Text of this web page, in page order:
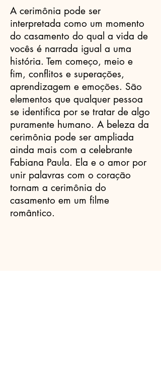
A cerimônia pode ser
interpretada como um momento
do casamento do qual a vida de
vocês é narrada igual a uma
história. Tem começo, meio e
fim, conflitos e superações,
aprendizagem e emoções. São
elementos que qualquer pessoa
se identifica por se tratar de algo
puramente humano. A beleza da
cerimônia pode ser ampliada
ainda mais com a celebrante
Fabiana Paula. Ela e o amor por
unir palavras com o coração
tornam a cerimônia do
casamento em um filme
romântico.